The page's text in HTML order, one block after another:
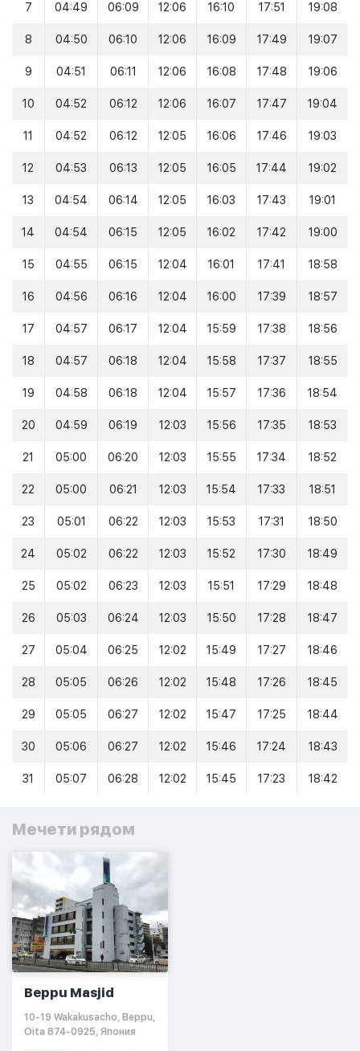
7 04:49 06:09 12:06 16:10 17:51 19:08
8 04:50 06:10 12:06 16:09 17:49 19:07
9 04:51 06:11 12:06 16:08 17:48 19:06
10 04:52 06:12 12:06 16:07 17:47 19:04
11 04:52 06:12 12:05 16:06 17:46 19:03
12 04:53 06:13 12:05 16:05 17:44 19:02
13 04:54 06:14 12:05 16:03 17:43 19:01
14 04:54 06:15 12:05 16:02 17:42 19:00
15 04:55 06:15 12:04 16:01 17:41 18:58
16 04:56 06:16 12:04 16:00 17:39 18:57
17 04:57 06:17 12:04 15:59 17:38 18:56
18 04:57 06:18 12:04 15:58 17:37 18:55
19 04:58 06:18 12:04 15:57 17:36 18:54
20 04:59 06:19 12:03 15:56 17:35 18:53
21 05:00 06:20 12:03 15:55 17:34 18:52
22 05:00 06:21 12:03 15:54 17:33 18:51
23 05:01 06:22 12:03 15:53 17:31 18:50
24 05:02 06:22 12:03 15:52 17:30 18:49
25 05:02 06:23 12:03 15:51 17:29 18:48
26 05:03 06:24 12:03 15:50 17:28 18:47
27 05:04 06:25 12:02 15:49 17:27 18:46
28 05:05 06:26 12:02 15:48 17:26 18:45
29 05:05 06:27 12:02 15:47 17:25 18:44
30 05:06 06:27 12:02 15:46 17:24 18:43
31 05:07 06:28 12:02 15:45 17:23 18:42
Мечети рядом
Beppu Masjid
10-19 Wakakusacho, Beppu,
Oita 874-0925, Япония